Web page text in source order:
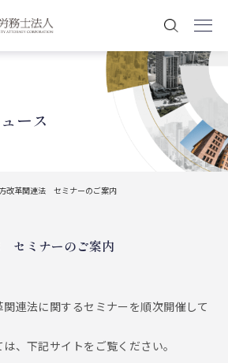
ース
改革関連法 セミナーのご案内
セミナーのご案内
連法に関するセミナーを順次開催して
、下記サイトをご覧ください。